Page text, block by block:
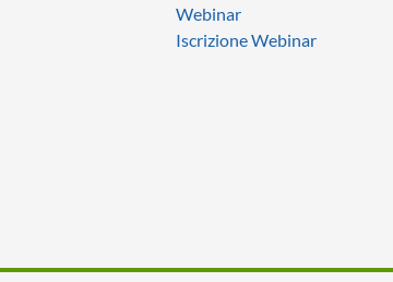
Webinar
Iscrizione Webinar